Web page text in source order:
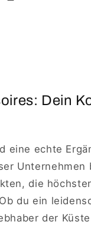
Dein
eine echte
Unternehmen
die
du ein
der